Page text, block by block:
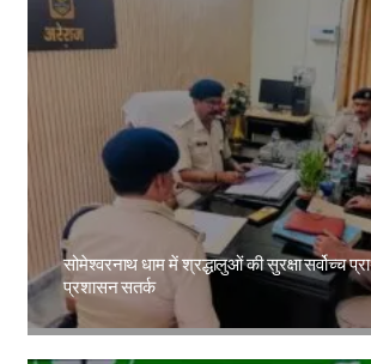
सोमेश्वरनाथ धाम में श्रद्धालुओं की सुरक्षा सर्वोच्च
प्रशासन सतर्क